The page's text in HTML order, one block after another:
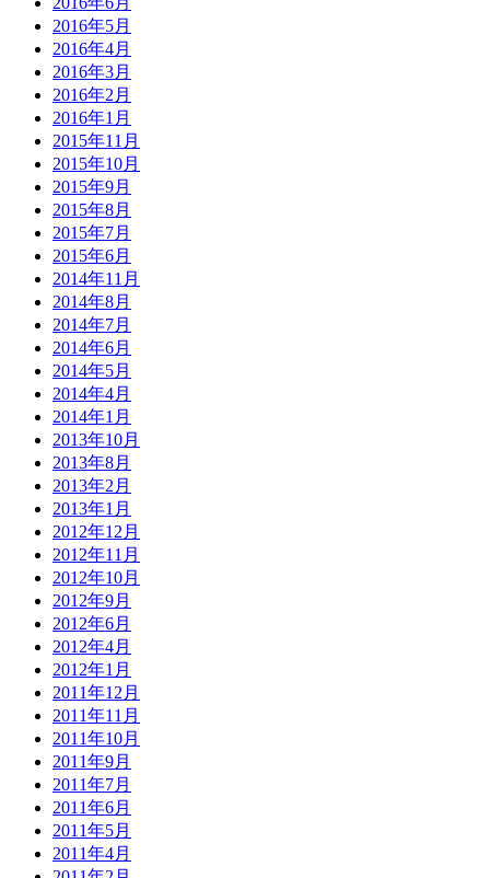
2016年5月
2016年4月
2016年3月
2016年2月
2016年1月
2015年11月
2015年10月
2015年9月
2015年8月
2015年7月
2015年6月
2014年11月
2014年8月
2014年7月
2014年6月
2014年5月
2014年4月
2014年1月
2013年10月
2013年8月
2013年2月
2013年1月
2012年12月
2012年11月
2012年10月
2012年9月
2012年6月
2012年4月
2012年1月
2011年12月
2011年11月
2011年10月
2011年9月
2011年7月
2011年6月
2011年5月
2011年4月